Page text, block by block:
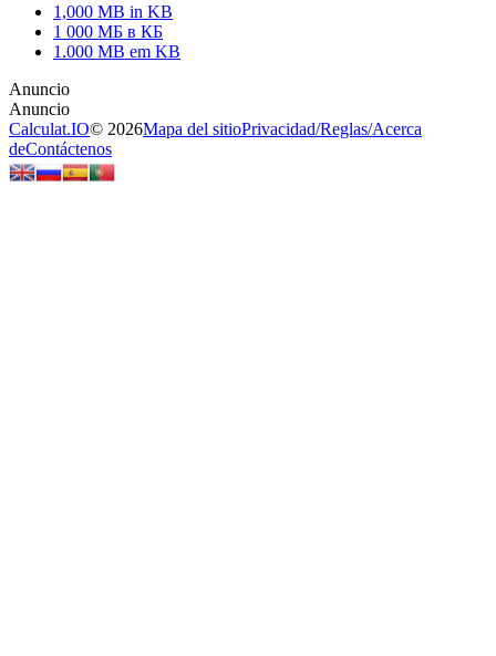
1,000 MB in KB
1 000 МБ в КБ
1.000 MB em KB
Calculat.IO© 2026Mapa del sitioPrivacidad/Reglas/Acerca
deContáctenos